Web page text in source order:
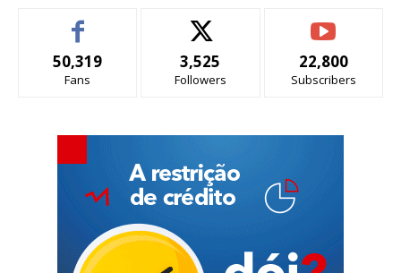
50,319
Fans
3,525
Followers
22,800
Subscribers